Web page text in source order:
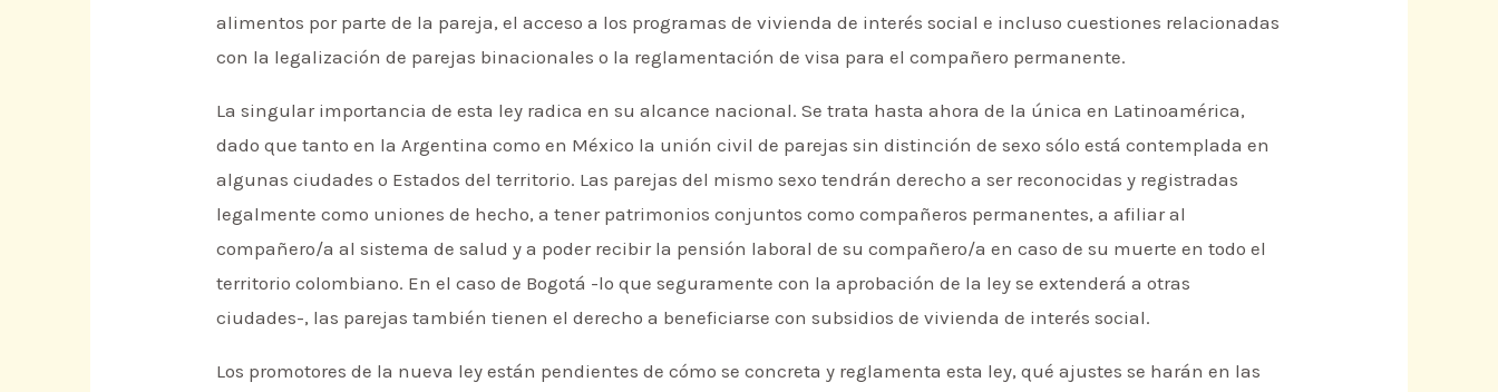
alimentos por parte de la pareja, el acceso a los programas de vivienda de interés social e incluso cuestiones relacionadas
con la legalización de parejas binacionales o la reglamentación de visa para el compañero permanente.
La singular importancia de esta ley radica en su alcance nacional. Se trata hasta ahora de la única en Latinoamérica,
dado que tanto en la Argentina como en México la unión civil de parejas sin distinción de sexo sólo está contemplada en
algunas ciudades o Estados del territorio. Las parejas del mismo sexo tendrán derecho a ser reconocidas y registradas
legalmente como uniones de hecho, a tener patrimonios conjuntos como compañeros permanentes, a afiliar al
compañero/a al sistema de salud y a poder recibir la pensión laboral de su compañero/a en caso de su muerte en todo el
territorio colombiano. En el caso de Bogotá -lo que seguramente con la aprobación de la ley se extenderá a otras
ciudades-, las parejas también tienen el derecho a beneficiarse con subsidios de vivienda de interés social.
Los promotores de la nueva ley están pendientes de cómo se concreta y reglamenta esta ley, qué ajustes se harán en las